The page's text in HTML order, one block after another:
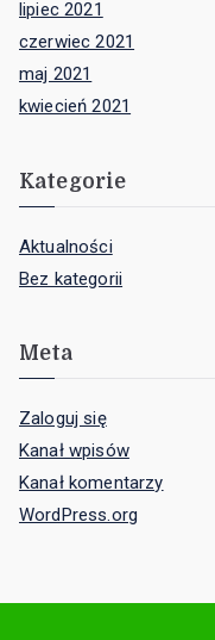
lipiec 2021
czerwiec 2021
maj 2021
kwiecień 2021
Kategorie
Aktualności
Bez kategorii
Meta
Zaloguj się
Kanał wpisów
Kanał komentarzy
WordPress.org